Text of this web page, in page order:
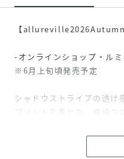
【
-オンラインショップ・ル
※6月上旬頃発売予定
シャドウストライプの透け
プリントを乗せた、繊細な
が、ドラマティックな装い
合わせる物で暑い季節から